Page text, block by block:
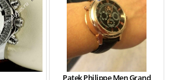
Patek Philippe Men Grand